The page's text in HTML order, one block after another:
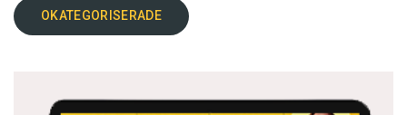
OKATEGORISERADE